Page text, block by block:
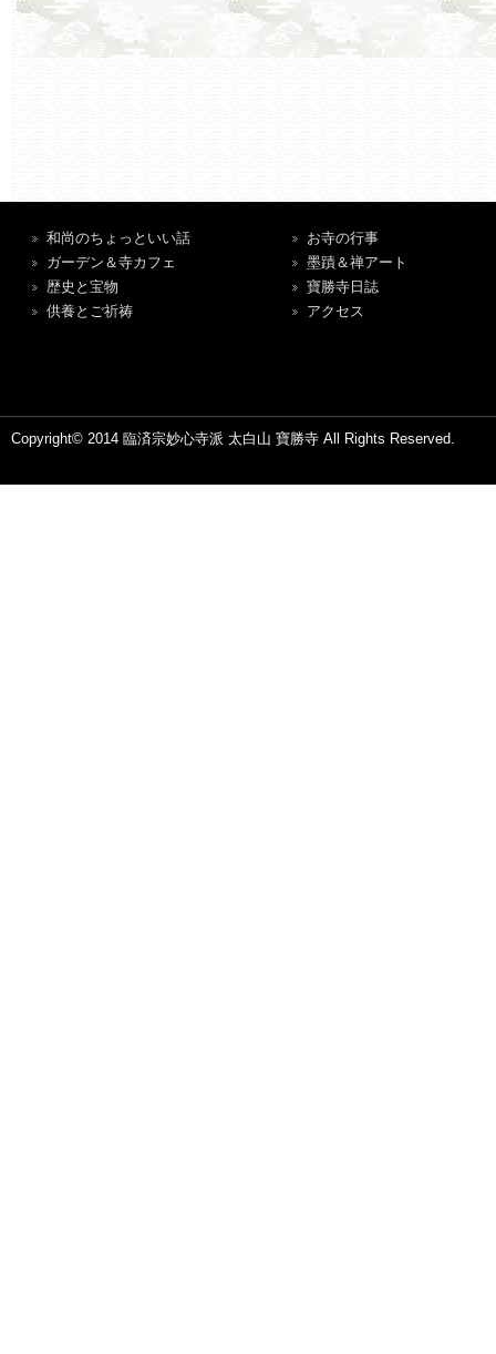
和尚のちょっといい話
ガーデン＆寺カフェ
歴史と宝物
供養とご祈祷
お寺の行事
墨蹟＆禅アート
寶勝寺日誌
アクセス
Copyright© 2014 臨済宗妙心寺派 太白山 寶勝寺 All Rights Reserved.